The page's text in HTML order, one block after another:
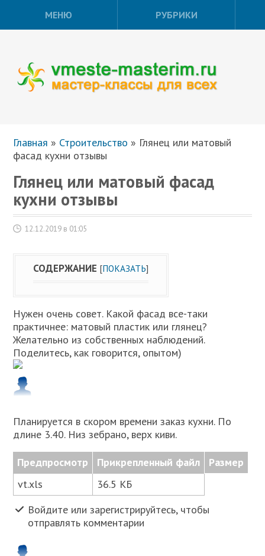
МЕНЮ РУБРИКИ
Главная » Строительство » Глянец или матовый
фасад кухни отзывы
Глянец или матовый фасад
кухни отзывы
12.12.2019 в 01:05
СОДЕРЖАНИЕ [ПОКАЗАТЬ]
Нужен очень совет. Какой фасад все-таки
практичнее: матовый пластик или глянец?
Желательно из собственных наблюдений.
Поделитесь, как говорится, опытом)
Планируется в скором времени заказ кухни. По
длине 3.40. Низ зебрано, верх киви.
Предпросмотр Прикрепленный файл
Размер
vt.xls
36.5 КБ
Войдите или зарегистрируйтесь, чтобы
отправлять комментарии